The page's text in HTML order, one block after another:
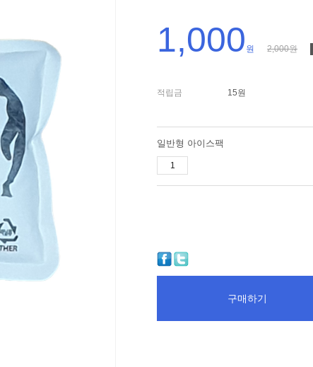
1,000 원 2,000원
적립금 15원
일반형 아이스팩
구매하기